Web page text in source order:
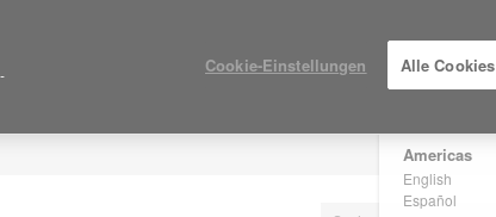
Are you in
Americas
English
Español
Cookie-Einstellungen Alle